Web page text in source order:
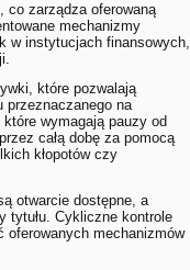
co zarządza oferowaną
mechanizmy
w instytucjach finansowych,
które pozwalają
przeznaczanego na
wymagają pauzy od
całą dobę za pomocą
kłopotów czy
otwarcie dostępne, a
tytułu. Cykliczne kontrole
oferowanych mechanizmów